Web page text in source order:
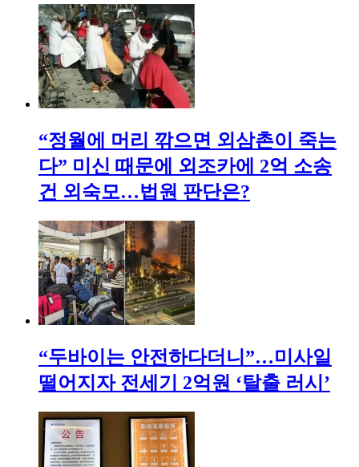
“정월에 머리 깎으면 외삼촌이 죽는
다” 미신 때문에 외조카에 2억 소송
건 외숙모…법원 판단은?
“두바이는 안전하다더니”…미사일
떨어지자 전세기 2억원 ‘탈출 러시’